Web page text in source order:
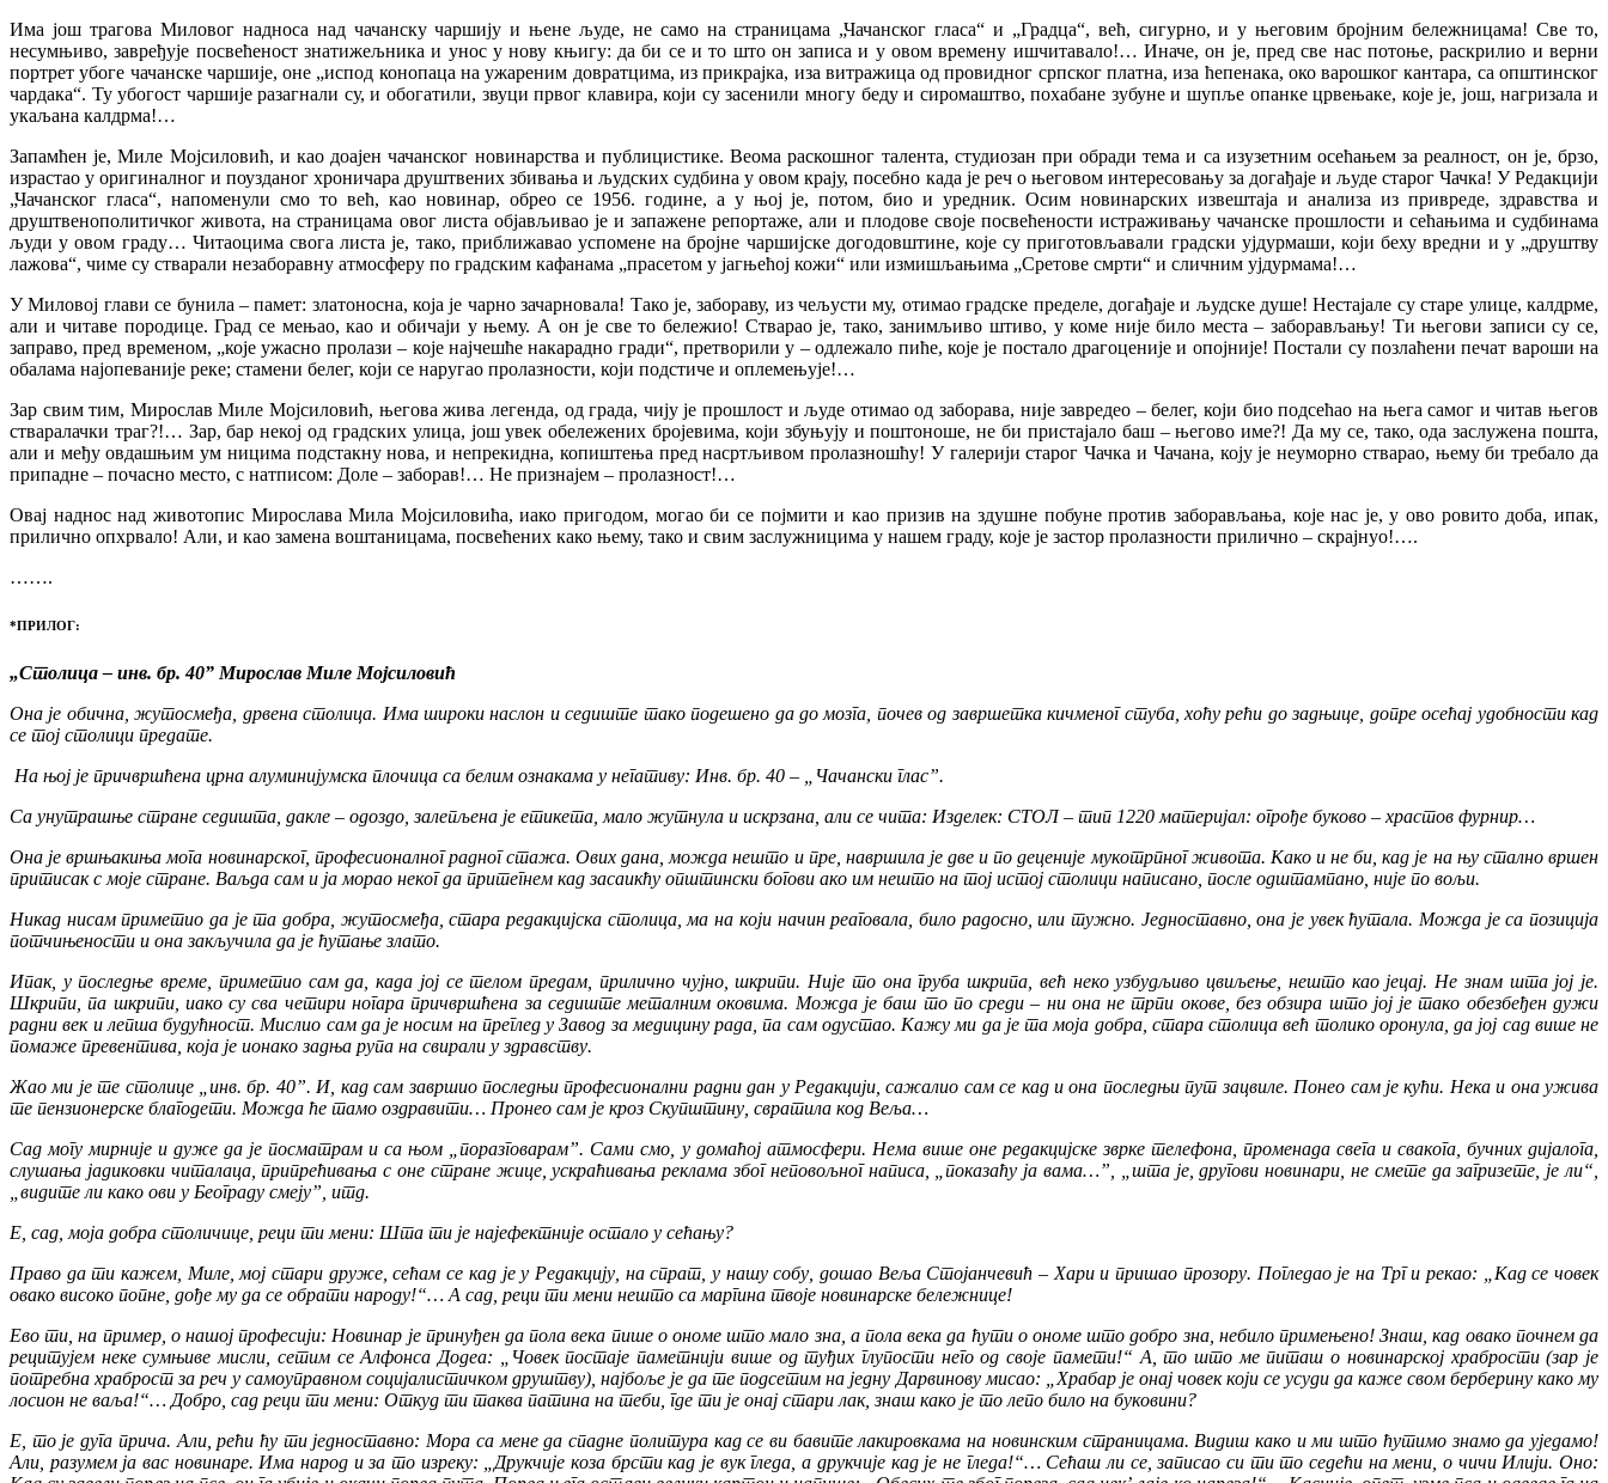
Има још трагова Миловог надноса над чачанску чаршију и њене људе, не само на страницама „Чачанског гласа“ и „Градца“, већ, сигурно, и у његовим бројним бележницама! Све то,
несумњиво, завређује посвећеност знатижељника и унос у нову књигу: да би се и то што он записа и у овом времену ишчитавало!… Иначе, он је, пред све нас потоње, раскрилио и верни
портрет убоге чачанске чаршије, оне „испод конопаца на ужареним довратцима, из прикрајка, иза витражица од провидног српског платна, иза ћепенака, око варошког кантара, са општинског
чардака“. Ту убогост чаршије разагнали су, и обогатили, звуци првог клавира, који су засенили многу беду и сиромаштво, похабане зубуне и шупље опанке црвењаке, које је, још, нагризала и
укаљана калдрма!…
Запамћен је, Миле Мојсиловић, и као доајен чачанског новинарства и публицистике. Веома раскошног талента, студиозан при обради тема и са изузетним осећањем за реалност, он је, брзо,
израстао у оригиналног и поузданог хроничара друштвених збивања и људских судбина у овом крају, посебно када је реч о његовом интересовању за догађаје и људе старог Чачка! У Редакцији
„Чачанског гласа“, напоменули смо то већ, као новинар, обрео се 1956. године, а у њој је, потом, био и уредник. Осим новинарских извештаја и анализа из привреде, здравства и
друштвенополитичког живота, на страницама овог листа објављивао је и запажене репортаже, али и плодове своје посвећености истраживању чачанске прошлости и сећањима и судбинама
људи у овом граду… Читаоцима свога листа је, тако, приближавао успомене на бројне чаршијске догодовштине, које су приготовљавали градски ујдурмаши, који беху вредни и у „друштву
лажова“, чиме су стварали незаборавну атмосферу по градским кафанама „прасетом у јагњећој кожи“ или измишљањима „Сретове смрти“ и сличним ујдурмама!…
У Миловој глави се бунила – памет: златоносна, која је чарно зачарновала! Тако је, забораву, из чељусти му, отимао градске пределе, догађаје и људске душе! Нестајале су старе улице, калдрме,
али и читаве породице. Град се мењао, као и обичаји у њему. А он је све то бележио! Стварао је, тако, занимљиво штиво, у коме није било места – заборављању! Ти његови записи су се,
заправо, пред временом, „које ужасно пролази – које најчешће накарадно гради“, претворили у – одлежало пиће, које је постало драгоценије и опојније! Постали су позлаћени печат вароши на
обалама најопеваније реке; стамени белег, који се наругао пролазности, који подстиче и оплемењује!…
Зар свим тим, Мирослав Миле Мојсиловић, његова жива легенда, од града, чију је прошлост и људе отимао од заборава, није завредео – белег, који био подсећао на њега самог и читав његов
стваралачки траг?!… Зар, бар некој од градских улица, још увек обележених бројевима, који збуњују и поштоноше, не би пристајало баш – његово име?! Да му се, тако, ода заслужена пошта,
али и међу овдашњим ум ницима подстакну нова, и непрекидна, копиштења пред насртљивом пролазношћу! У галерији старог Чачка и Чачана, коју је неуморно стварао, њему би требало да
припадне – почасно место, с натписом: Доле – заборав!… Не признајем – пролазност!…
Овај наднос над животопис Мирослава Мила Мојсиловића, иако пригодом, могао би се појмити и као призив на здушне побуне против заборављања, које нас је, у ово ровито доба, ипак,
прилично опхрвало! Али, и као замена воштаницама, посвећених како њему, тако и свим заслужницима у нашем граду, које је застор пролазности прилично – скрајнуо!….
…….
*ПРИЛОГ:
„Столица – инв. бр. 40” Мирослав Миле Мојсиловић
Она је обична, жутосмеђа, дрвена столица. Има широки наслон и седиште тако подешено да до мозга, почев од завршетка кичменог стуба, хоћу рећи до задњице, допре осећај удобности кад
се тој столици предате.
На њој је причвршћена црна алуминијумска плочица са белим ознакама у негативу: Инв. бр. 40 – „Чачански глас”.
Са унутрашње стране седишта, дакле – одоздо, залепљена је етикета, мало жутнула и искрзана, али се чита: Изделек: СТОЛ – тип 1220 материјал: огрође буково – храстов фурнир…
Она је вршњакиња мога новинарског, професионалног радног стажа. Ових дана, можда нешто и пре, навршила је две и по деценије мукотрпног живота. Како и не би, кад је на њу стално вршен
притисак с моје стране. Ваљда сам и ја морао неког да притегнем кад засаикћу општински богови ако им нешто на тој истој столици написано, после одштампано, није по вољи.
Никад нисам приметио да је та добра, жутосмеђа, стара редакцијска столица, ма на који начин реаговала, било радосно, или тужно. Једноставно, она је увек ћутала. Можда је са позиција
потчињености и она закључила да је ћутање злато.
Ипак, у последње време, приметио сам да, када јој се телом предам, прилично чујно, шкрипи. Није то она груба шкрипа, већ неко узбудљиво цвиљење, нешто као јецај. Не знам шта јој је.
Шкрипи, па шкрипи, иако су сва четири ногара причвршћена за седиште металним оковима. Можда је баш то по среди – ни она не трпи окове, без обзира што јој је тако обезбеђен дужи
радни век и лепша будућност. Мислио сам да је носим на преглед у Завод за медицину рада, па сам одустао. Кажу ми да је та моја добра, стара столица већ толико оронула, да јој сад више не
помаже превентива, која је ионако задња рупа на свирали у здравству.
Жао ми је те столице „инв. бр. 40”. И, кад сам завршио последњи професионални радни дан у Редакцији, сажалио сам се кад и она последњи пут зацвиле. Понео сам је кући. Нека и она ужива
те пензионерске благодети. Можда ће тамо оздравити… Пронео сам је кроз Скупштину, свратила код Веља…
Сад могу мирније и дуже да је посматрам и са њом „поразговарам”. Сами смо, у домаћој атмосфери. Нема више оне редакцијске зврке телефона, променада свега и свакога, бучних дијалога,
слушања јадиковки читалаца, припрећивања с оне стране жице, ускраћивања реклама због неповољног написа, „показаћу ја вама…”, „шта је, другови новинари, не смете да загризете, је ли“,
„видите ли како ови у Београду смеју”, итд.
Е, сад, моја добра столичице, реци ти мени: Шта ти је најефектније остало у сећању?
Право да ти кажем, Миле, мој стари друже, сећам се кад је у Редакцију, на спрат, у нашу собу, дошао Веља Стојанчевић – Хари и пришао прозору. Погледао је на Трг и рекао: „Кад се човек
овако високо попне, дође му да се обрати народу!“… А сад, реци ти мени нешто са маргина твоје новинарске бележнице!
Ево ти, на пример, о нашој професији: Новинар је принуђен да пола века пише о ономе што мало зна, а пола века да ћути о ономе што добро зна, небило примењено! Знаш, кад овако почнем да
рецитујем неке сумњиве мисли, сетим се Алфонса Додеа: „Човек постаје паметнији више од туђих глупости него од своје памети!“ А, то што ме питаш о новинарској храбрости (зар је
потребна храброст за реч у самоуправном социјалистичком друштву), најбоље је да те подсетим на једну Дарвинову мисао: „Храбар је онај човек који се усуди да каже свом берберину како му
лосион не ваља!“… Добро, сад реци ти мени: Откуд ти таква патина на теби, где ти је онај стари лак, знаш како је то лепо било на буковини?
Е, то је дуга прича. Али, рећи ћу ти једноставно: Мора са мене да спадне политура кад се ви бавите лакировкама на новинским страницама. Видиш како и ми што ћутимо знамо да уједамо!
Али, разумем ја вас новинаре. Има народ и за то изреку: „Друкчије коза брсти кад је вук гледа, а друкчије кад је не гледа!“… Сећаш ли се, записао си ти то седећи на мени, о чичи Илији. Оно: